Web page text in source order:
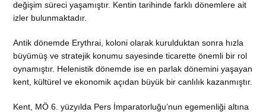
değişim süreci yaşamıştır. Kentin tarihinde farklı dönemlere ait
izler bulunmaktadır.
Antik dönemde Erythrai, koloni olarak kurulduktan sonra hızla
büyümüş ve stratejik konumu sayesinde ticarette önemli bir rol
oynamıştır. Helenistik dönemde ise en parlak dönemini yaşayan
kent, kültürel ve ekonomik açıdan büyük bir canlılık kazanmıştır.
Kent, MÖ 6. yüzyılda Pers İmparatorluğu’nun egemenliği altına